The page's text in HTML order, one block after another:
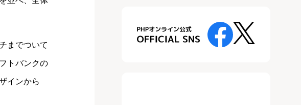
までついて
トバンクの
インから